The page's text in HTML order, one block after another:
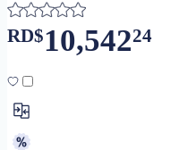
RD$10,54224